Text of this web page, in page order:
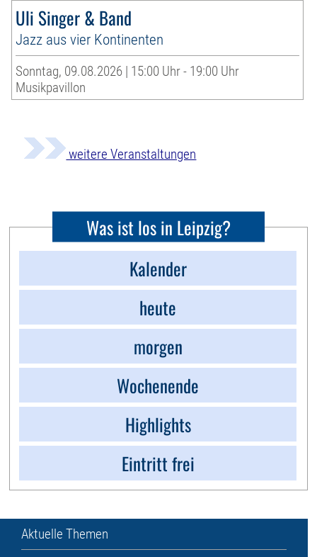
Uli Singer & Band
Jazz aus vier Kontinenten
Sonntag, 09.08.2026 | 15:00 Uhr - 19:00 Uhr
Musikpavillon
weitere Veranstaltungen
Was ist los in Leipzig?
Kalender
heute
morgen
Wochenende
Highlights
Eintritt frei
Aktuelle Themen